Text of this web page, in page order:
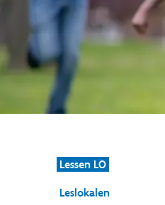
Lessen LO
Leslokalen